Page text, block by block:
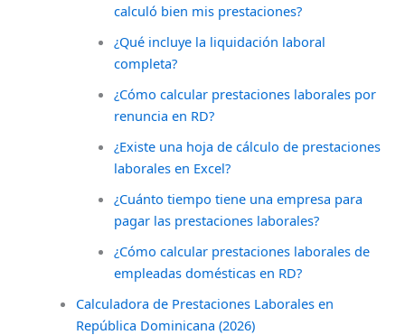
calculó bien mis prestaciones?
¿Qué incluye la liquidación laboral
completa?
¿Cómo calcular prestaciones laborales por
renuncia en RD?
¿Existe una hoja de cálculo de prestaciones
laborales en Excel?
¿Cuánto tiempo tiene una empresa para
pagar las prestaciones laborales?
¿Cómo calcular prestaciones laborales de
empleadas domésticas en RD?
Calculadora de Prestaciones Laborales en
República Dominicana (2026)